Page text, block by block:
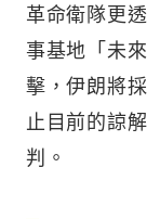
革命衛隊更
事基地「未
擊，伊朗將
止目前的諒
判。